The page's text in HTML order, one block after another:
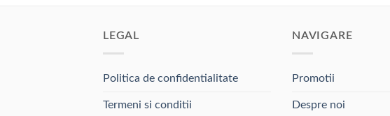
LEGAL
Politica de confidentialitate
Termeni si conditii
NAVIGARE
Promotii
Despre noi